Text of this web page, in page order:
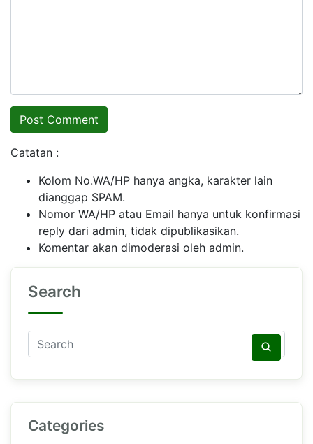
Catatan :
Kolom No.WA/HP hanya angka, karakter lain
dianggap SPAM.
Nomor WA/HP atau Email hanya untuk konfirmasi
reply dari admin, tidak dipublikasikan.
Komentar akan dimoderasi oleh admin.
Search
Categories